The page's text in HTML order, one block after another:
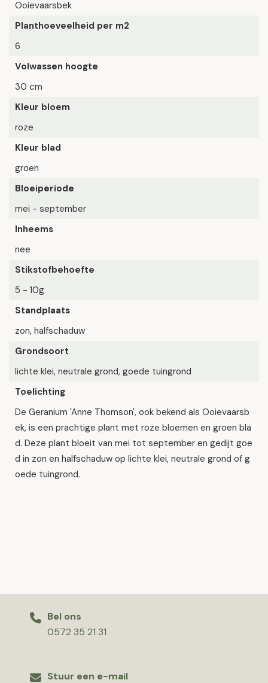
Ooievaarsbek
Planthoeveelheid per m2
6
Volwassen hoogte
30 cm
Kleur bloem
roze
Kleur blad
groen
Bloeiperiode
mei - september
Inheems
nee
Stikstofbehoefte
5 - 10g
Standplaats
zon, halfschaduw
Grondsoort
lichte klei, neutrale grond, goede tuingrond
Toelichting
De Geranium 'Anne Thomson', ook bekend als Ooievaarsb
ek, is een prachtige plant met roze bloemen en groen bla
d. Deze plant bloeit van mei tot september en gedijt goe
d in zon en halfschaduw op lichte klei, neutrale grond of g
oede tuingrond.
Bel ons
0572 35 21 31
Stuur een e-mail